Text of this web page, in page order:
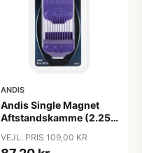
ANDIS
Andis Single Magnet
Aftstandskamme (2.25
VEJL. PRIS 109,00 KR